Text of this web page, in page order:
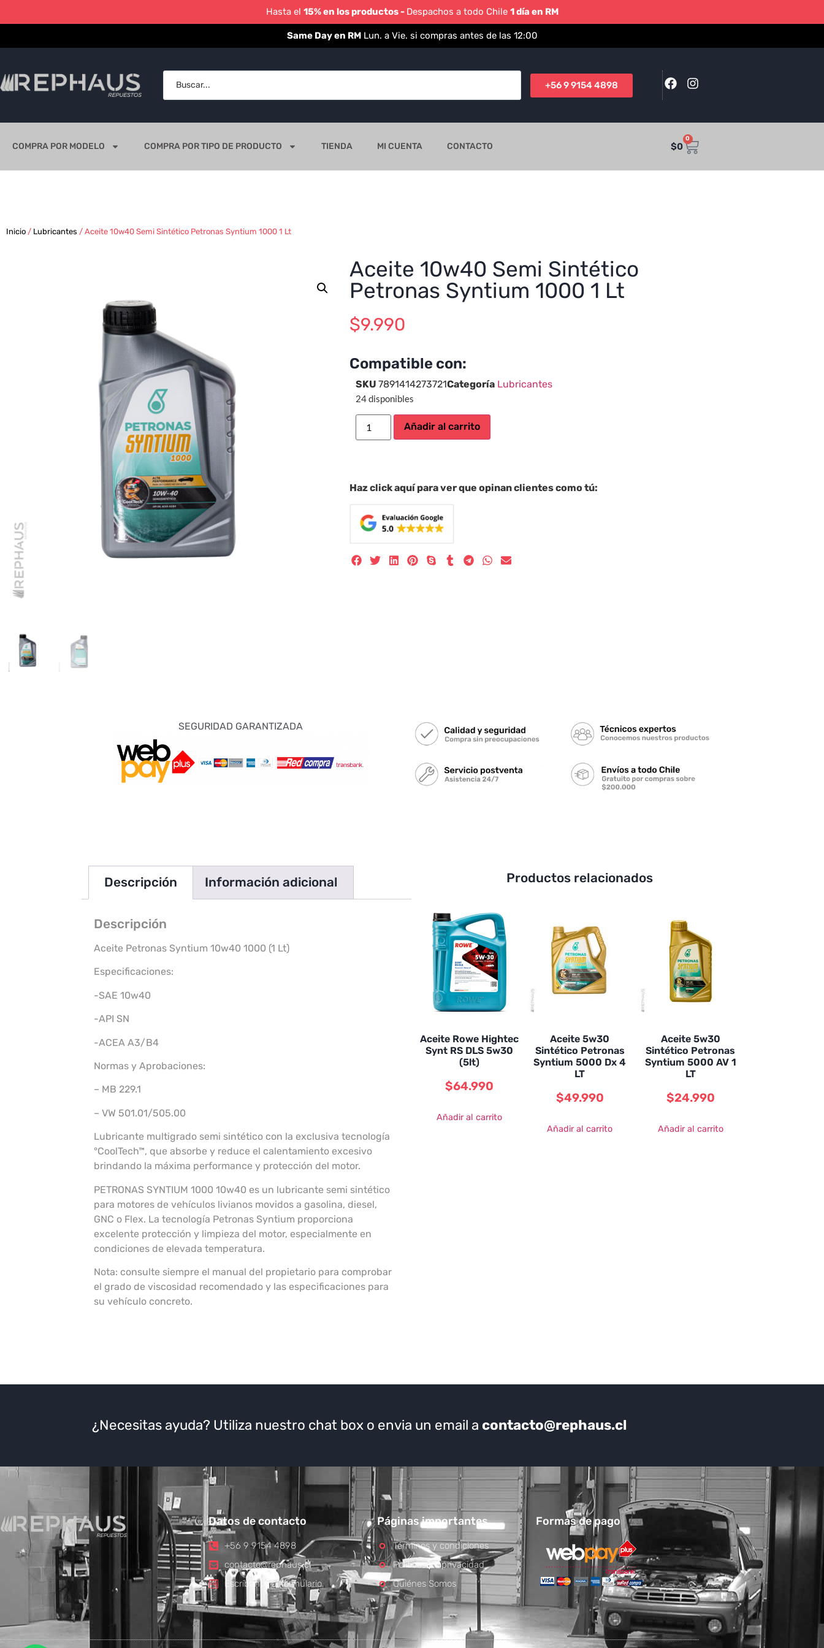
Hasta el 15% en los productos - Despachos a todo Chile 1 día en RM
Same Day en RMLun. a Vie. si compras antes de las 12:00
+56 9 9154 4898
COMPRA POR MODELO COMPRA POR TIPO DE PRODUCTO TIENDA MI CUENTA CONTACTO $0
0
Inicio / Lubricantes / Aceite 10w40 Semi Sintético Petronas Syntium 1000 1 Lt
Aceite 10w40 Semi Sintético
Petronas Syntium 1000 1 Lt
$9.990
Compatible con:
SKU 7891414273721Categoría Lubricantes
24 disponibles
Añadir al carrito
Haz click aquí para ver que opinan clientes como tú:
SEGURIDAD GARANTIZADA
Descripción Información adicional
Descripción
Aceite Petronas Syntium 10w40 1000 (1 Lt)
Especificaciones:
-SAE 10w40
-API SN
-ACEA A3/B4
Normas y Aprobaciones:
– MB 229.1
– VW 501.01/505.00
Lubricante multigrado semi sintético con la exclusiva tecnología
°CoolTech™, que absorbe y reduce el calentamiento excesivo
brindando la máxima performance y protección del motor.
PETRONAS SYNTIUM 1000 10w40 es un lubricante semi sintético
para motores de vehículos livianos movidos a gasolina, diesel,
GNC o Flex. La tecnología Petronas Syntium proporciona
excelente protección y limpieza del motor, especialmente en
condiciones de elevada temperatura.
Nota: consulte siempre el manual del propietario para comprobar
el grado de viscosidad recomendado y las especificaciones para
su vehículo concreto.
Productos relacionados
Aceite Rowe Hightec
Synt RS DLS 5w30
(5lt)
$64.990
Añadir al carrito
Aceite 5w30
Sintético Petronas
Syntium 5000 Dx 4
LT
$49.990
Añadir al carrito
Aceite 5w30
Sintético Petronas
Syntium 5000 AV 1
LT
$24.990
Añadir al carrito
¿Necesitas ayuda? Utiliza nuestro chat box o envia un email a contacto@rephaus.cl
Datos de contacto
+56 9 9154 4898
contacto@rephaus.cl
Escríbanos al formulario
Páginas importantes
Términos y condiciones
Políticas de privacidad
Quiénes Somos
Formas de pago